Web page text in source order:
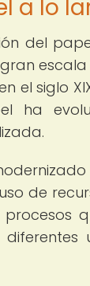
a lo
del
escala
el siglo
ha
de